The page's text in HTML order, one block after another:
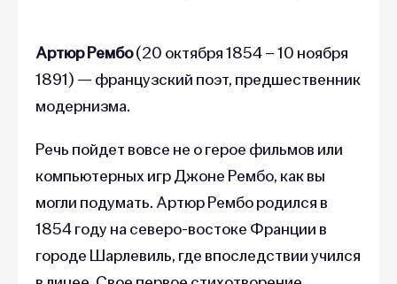
Артюр Рембо(20 октября 1854 – 10 ноября
1891) — французский поэт, предшественник
модернизма.
Речь пойдет вовсе не о герое фильмов или
компьютерных игр Джоне Рембо, как вы
могли подумать. Артюр Рембо родился в
1854 году на северо-востоке Франции в
городе Шарлевиль, где впоследствии учился